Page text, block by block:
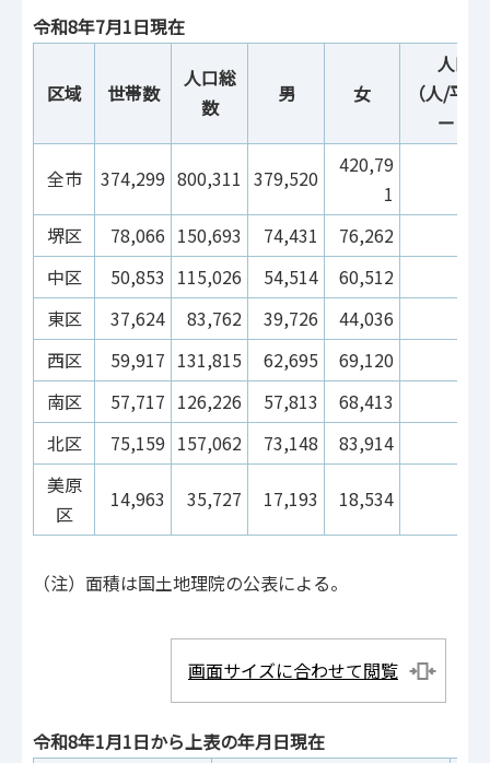
令和8年7月1日現在
区域 世帯数
人口総
数
男 女
人口
（人/平
ート
全市 374,299 800,311 379,520
420,79
1
堺区
78,066 150,693 74,431
76,262
中区
50,853 115,026 54,514
60,512
東区
37,624 83,762 39,726
44,036
西区
59,917 131,815 62,695
69,120
南区
57,717 126,226 57,813
68,413
北区
75,159 157,062 73,148 83,914
美原
区
14,963 35,727 17,193 18,534
（注）面積は国土地理院の公表による。
画面サイズに合わせて閲覧
令和8年1月1日から上表の年月日現在